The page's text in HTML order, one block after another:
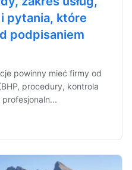
pytania, które
podpisaniem
powinny mieć firmy od
procedury, kontrola